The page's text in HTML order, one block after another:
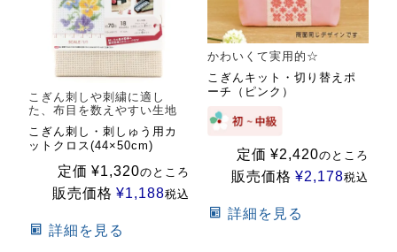
こぎん刺しや刺繍に適し
た、布目を数えやすい生地
こぎん刺し・刺しゅう用カ
ットクロス(44×50cm)
定価 ¥1,320のところ
販売価格 ¥1,188税込
詳細を見る
かわいくて実用的☆
こぎんキット・切り替えポ
ーチ（ピンク）
定価 ¥2,420のところ
販売価格 ¥2,178税込
詳細を見る